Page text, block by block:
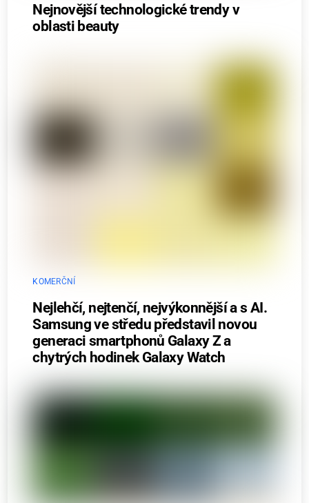
Nejnovější technologické trendy v
oblasti beauty
KOMERČNÍ
Nejlehčí, nejtenčí, nejvýkonnější a s AI.
Samsung ve středu představil novou
generaci smartphonů Galaxy Z a
chytrých hodinek Galaxy Watch